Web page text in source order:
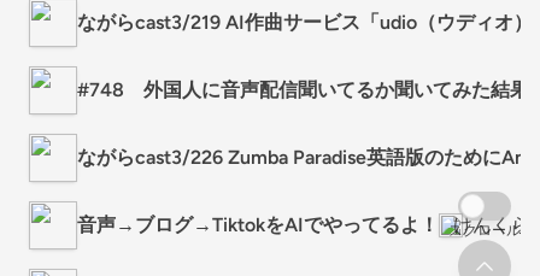
ながらcast3/219 AI作曲サービス「udio（ウディオ
#748 外国人に音声配信聞いてるか聞いてみた結果
ながらcast3/226 Zumba Paradise英語版のために
音声→ブログ→TiktokをAIでやってるよ！ けんくら
スクロール